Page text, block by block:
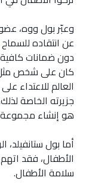
وعبّر بول ووه،
عن انتقاده للسماح
دون ضمانات كافية
كان على شخص مثل
العالم للاعتداء
جزيرته الخاصة
هو إنشاء
الأطفال، فقد
سلامة الأطفال.